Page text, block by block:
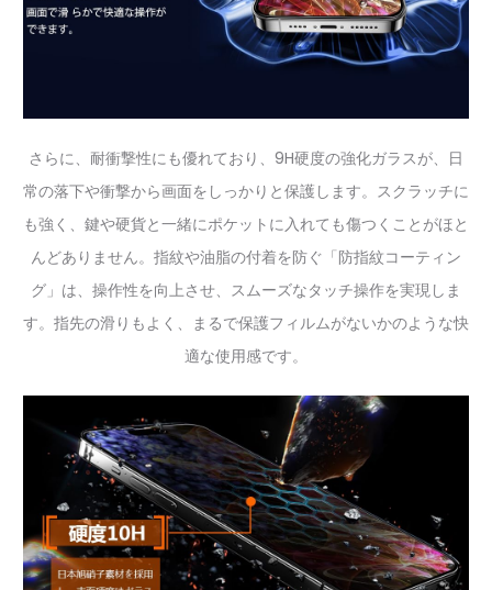
さらに、耐衝撃性にも優れており、9H硬度の強化ガラスが、日
常の落下や衝撃から画面をしっかりと保護します。スクラッチに
も強く、鍵や硬貨と一緒にポケットに入れても傷つくことがほと
んどありません。指紋や油脂の付着を防ぐ「防指紋コーティン
グ」は、操作性を向上させ、スムーズなタッチ操作を実現しま
す。指先の滑りもよく、まるで保護フィルムがないかのような快
適な使用感です。